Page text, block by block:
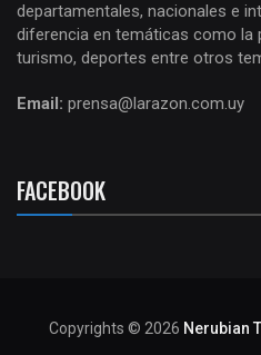
departamentales, nacionales e
diferencia en temáticas como la
turismo, deportes entre otros
Email: prensa@larazon.com.uy
FACEBOOK
Copyrights © 2026 Nerubian